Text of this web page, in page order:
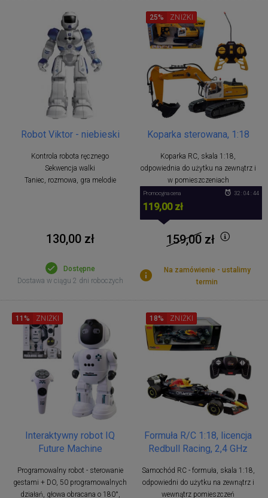
Robot Viktor - niebieski
Kontrola robota ręcznego
Sekwencja walki
Taniec, rozmowa, gra melodie
130,00 zł
Dostępne
Dostawa w ciągu 2 dni roboczych
Koparka sterowana, 1:18
Koparka RC, skala 1:18,
odpowiednia do użytku na zewnątrz i
w pomieszczeniach
25% ZNIŻKI
Promocyjna cena
119,00 zł
32 : 04 : 43
159,00zł
Na zamówienie - ustalimy
termin
Interaktywny robot IQ
Future Machine
Programowalny robot - sterowanie
gestami + DO, 50 programowalnych
działań, głowa obracana o 180°,
11% ZNIŻKI
Formuła R/C 1:18, licencja
Redbull Racing, 2,4 GHz
Samochód RC - formuła, skala 1:18,
odpowiedni do użytku na zewnątrz i
wewnątrz pomieszczeń
18% ZNIŻKI